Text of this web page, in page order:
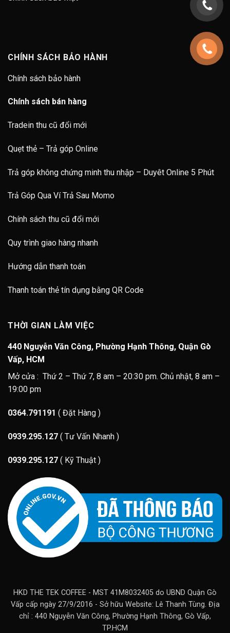
CHÍNH SÁCH BẢO HÀNH
Chính sách bảo hành
Chính sách bán hàng
Tradein thu cũ đổi mới
Quẹt thẻ – Trả góp Online
Trả góp không chứng minh thu nhập – Duyêt Online 5 Phút
Trả Góp Qua Ví Trả Sau Momo
Chính sách thu cũ đổi mới
Quy trình giao hàng nhanh
Hướng dẫn thanh toán
Thanh toán thẻ tín dụng bằng QR Code
THỜI GIAN LÀM VIỆC
440 Nguyễn Văn Công, Phường Hạnh Thông, Quận Gò
Vấp, HCM
Mở cửa : Thứ 2 – Thứ 7, 8 am – 20:30 pm. Chủ nhật, 8 am –
19:00 pm
0364.791191 ( Đặt Hàng )
0939.295.127 ( Tư Vấn Nhanh )
0939.295.127 ( Kỹ Thuật )
HKD THE TEK COFFEE - MST 41M8032405 do UBND Quận Gò
Vấp cấp ngày 27/9/2016 - Sở hữu Website: Lê Thanh Tùng. Địa
chỉ : 440 Nguyễn Văn Công, Phường Hạnh Thông, Gò Vấp,
TP.HCM